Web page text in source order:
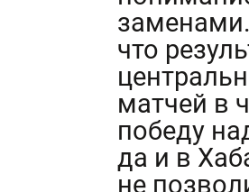
что
матчей в
победу
да и в
не